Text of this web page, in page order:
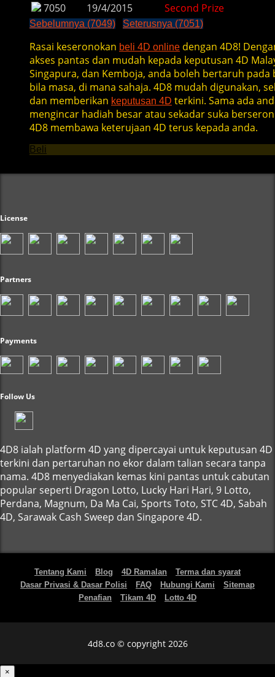
7050
19/4/2015 Second Prize
Sebelumnya (7049) Seterusnya (7051)
Rasai keseronokan beli 4D online dengan 4D8!
akses pantas dan mudah kepada keputusan 4D
Singapura, dan Kemboja, anda boleh bertaruh pada
bila masa, di mana sahaja. 4D8 mudah digunakan,
dan memberikan keputusan 4D terkini. Sama ada
mengincar hadiah besar atau sekadar suka
4D8 membawa keterujaan 4D terus kepada anda.
Beli
License
Partners
Payments
Follow Us
4D8 ialah platform 4D yang dipercayai untuk keputusan 4D
terkini dan pertaruhan no ekor dalam talian secara tanpa
nama. 4D8 menyediakan kemas kini pantas untuk cabutan
popular seperti Dragon Lotto, Lucky Hari Hari, 9 Lotto,
Perdana, Magnum, Da Ma Cai, Sports Toto, STC 4D, Sabah
4D, Sarawak Cash Sweep dan Singapore 4D.
Tentang Kami Blog 4D Ramalan
Terma dan syarat
Dasar Privasi & Dasar Polisi
FAQ Hubungi Kami
Sitemap
Penafian
Tikam 4D Lotto 4D
4d8.co © copyright 2026
×